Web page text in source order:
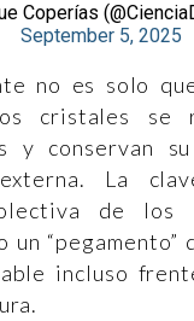
Coperías
September 5, 2025
no es solo
cristales se
y conservan
externa. La
de los
un “pegamento”
incluso